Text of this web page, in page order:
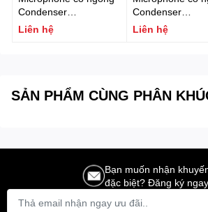
Condenser
FONESTAR MICFLEX-
Liên hệ
Condenser
FONESTAR
Liên hệ
SẢN PHẨM CÙNG PHÂN
Bạn muốn nhận
đặc biệt? Đăng ký ngay.